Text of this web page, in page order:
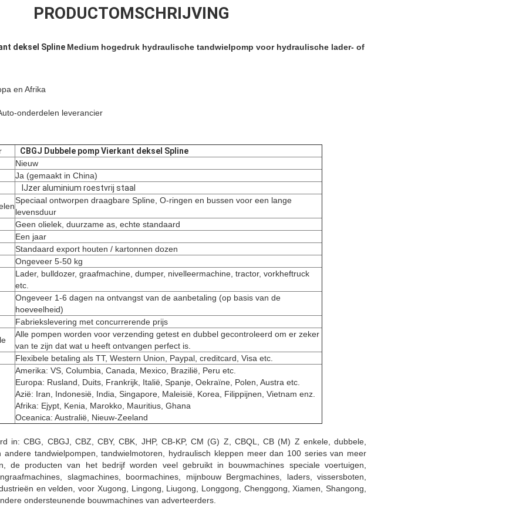
PRODUCTOMSCHRIJVING
deksel Spline Medium hogedruk hydraulische tandwielpomp voor hydraulische lader- of
en Afrika
onderdelen leverancier
CBGJ Dubbele pomp Vierkant deksel Spline
Nieuw
Ja (gemaakt in China)
IJzer aluminium roestvrij staal
Speciaal ontworpen draagbare Spline, O-ringen en bussen voor een lange
levensduur
Geen olielek, duurzame as, echte standaard
Een jaar
Standaard export houten / kartonnen dozen
Ongeveer 5-50 kg
Lader, bulldozer, graafmachine, dumper, nivelleermachine, tractor, vorkheftruck
etc.
Ongeveer 1-6 dagen na ontvangst van de aanbetaling (op basis van de
hoeveelheid)
Fabriekslevering met concurrerende prijs
Alle pompen worden voor verzending getest en dubbel gecontroleerd om er zeker
van te zijn dat wat u heeft ontvangen perfect is.
Flexibele betaling als TT, Western Union, Paypal, creditcard, Visa etc.
Amerika: VS, Columbia, Canada, Mexico, Brazilië, Peru etc.
Europa: Rusland, Duits, Frankrijk, Italië, Spanje, Oekraïne, Polen, Austra etc.
Azië: Iran, Indonesië, India, Singapore, Maleisië, Korea, Filippijnen, Vietnam enz.
Afrika: Ejypt, Kenia, Marokko, Mauritius, Ghana
Oceanica: Australië, Nieuw-Zeeland
in: CBG, CBGJ, CBZ, CBY, CBK, JHP, CB-KP, CM (G) Z, CBQL, CB (M) Z enkele, dubbele,
andere tandwielpompen, tandwielmotoren, hydraulisch kleppen meer dan 100 series van meer
de producten van het bedrijf worden veel gebruikt in bouwmachines speciale voertuigen,
slagmachines, boormachines, mijnbouw Bergmachines, laders, vissersboten,
en velden, voor Xugong, Lingong, Liugong, Longgong, Chenggong, Xiamen, Shangong,
ondersteunende bouwmachines van adverteerders.